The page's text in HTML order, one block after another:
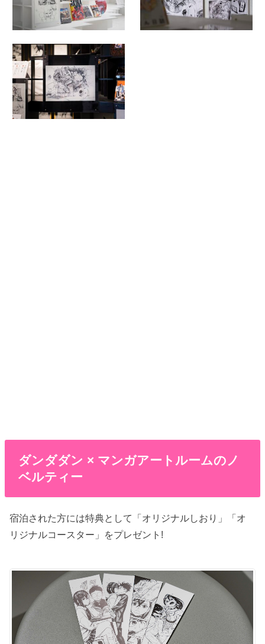
ダンダダン × マンガアートルームのノ
ベルティー
宿泊された方には特典として「オリジナルしおり」「オ
リジナルコースター」をプレゼント!